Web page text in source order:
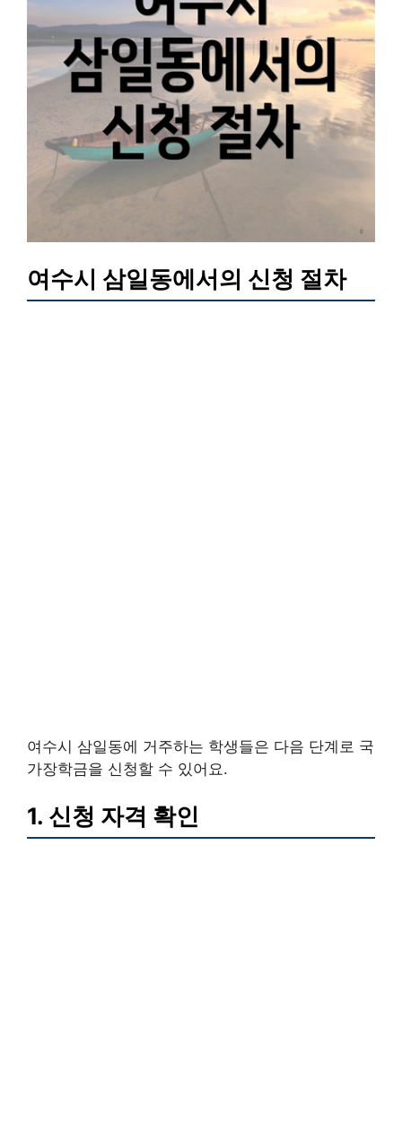
여수시 삼일동에서의 신청 절차
여수시 삼일동에 거주하는 학생들은 다음 단계로 국
가장학금을 신청할 수 있어요.
1. 신청 자격 확인